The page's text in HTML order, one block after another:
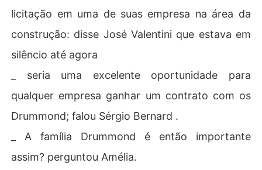
licitação em uma de suas empresa na área da
construção: disse José Valentini que estava em
silêncio até agora
_ seria uma excelente oportunidade para
qualquer empresa ganhar um contrato com os
Drummond; falou Sérgio Bernard .
_ A família Drummond é então importante
assim? perguntou Amélia.